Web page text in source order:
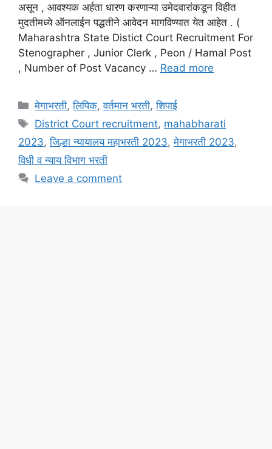
असून , आवश्यक अर्हता धारण करणाऱ्या उमेदवारांकडून विहीत
मुदतीमध्ये ऑनलाईन पद्धतीने आवेदन मागविण्यात येत आहेत . (
Maharashtra State Distict Court Recruitment For
Stenographer , Junior Clerk , Peon / Hamal Post
, Number of Post Vacancy … Read more
Categories
मेगाभरती,लिपिक,वर्तमान भरती,शिपाई
Tags
District Court recruitment, mahabharati
2023,जिल्हा न्यायालय महाभरती 2023,मेगाभरती 2023,
विधी व न्याय विभाग भरती
Leave a comment